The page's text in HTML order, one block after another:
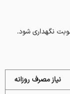
نیاز مصرف روزانه